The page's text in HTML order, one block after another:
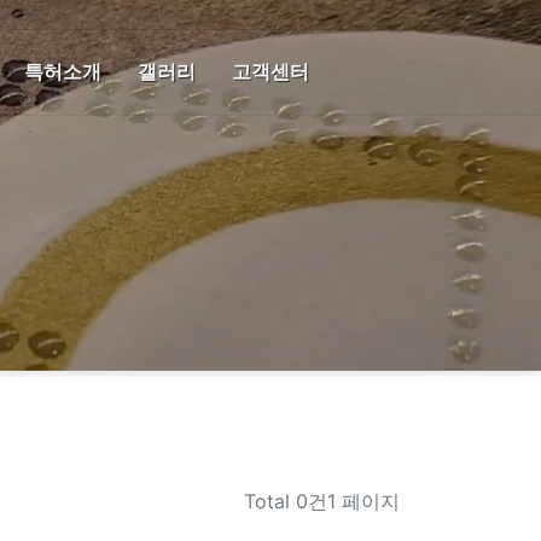
특허소개 갤러리 고객센터
Total 0건1 페이지